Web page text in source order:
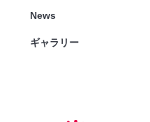
News
ギャラリー